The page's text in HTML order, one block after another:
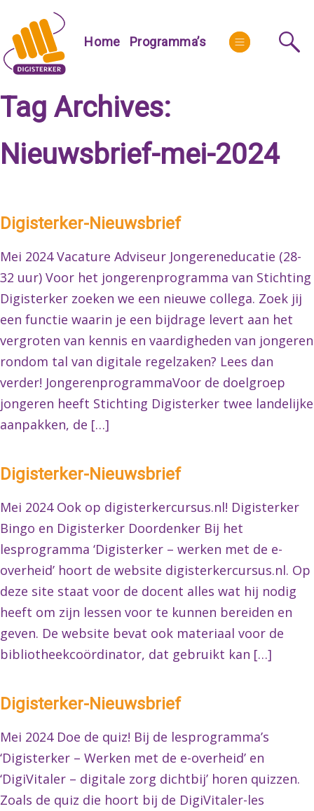
content
Home Programma’s More
Tag Archives:
Nieuwsbrief-mei-2024
Digisterker-Nieuwsbrief
Mei 2024 Vacature Adviseur Jongereneducatie (28-
32 uur) Voor het jongerenprogramma van Stichting
Digisterker zoeken we een nieuwe collega. Zoek jij
een functie waarin je een bijdrage levert aan het
vergroten van kennis en vaardigheden van jongeren
rondom tal van digitale regelzaken? Lees dan
verder! JongerenprogrammaVoor de doelgroep
jongeren heeft Stichting Digisterker twee landelijke
aanpakken, de […]
Digisterker-Nieuwsbrief
Mei 2024 Ook op digisterkercursus.nl! Digisterker
Bingo en Digisterker Doordenker Bij het
lesprogramma ‘Digisterker – werken met de e-
overheid’ hoort de website digisterkercursus.nl. Op
deze site staat voor de docent alles wat hij nodig
heeft om zijn lessen voor te kunnen bereiden en
geven. De website bevat ook materiaal voor de
bibliotheekcoördinator, dat gebruikt kan […]
Digisterker-Nieuwsbrief
Mei 2024 Doe de quiz! Bij de lesprogramma’s
‘Digisterker – Werken met de e-overheid’ en
‘DigiVitaler – digitale zorg dichtbij’ horen quizzen.
Zoals de quiz die hoort bij de DigiVitaler-les